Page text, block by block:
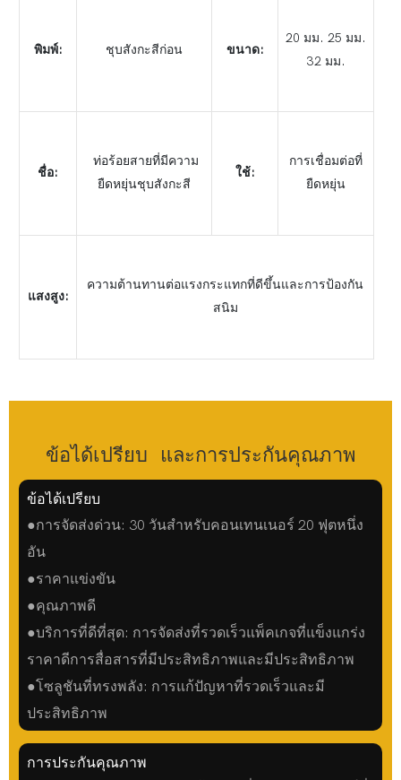
พิมพ์: ชุบสังกะสีก่อน ขนาด:
20 มม. 25 มม.
32 มม.
ชื่อ:
ท่อร้อยสายที่มีความ
ยืดหยุ่นชุบสังกะสี
ใช้:
การเชื่อมต่อที่
ยืดหยุ่น
แสงสูง:
ความต้านทานต่อแรงกระแทกที่ดีขึ้นและการป้องกัน
สนิม
ข้อได้เปรียบ และการประกันคุณภาพ
ข้อได้เปรียบ
●การจัดส่งด่วน: 30 วันสำหรับคอนเทนเนอร์ 20 ฟุตหนึ่ง
อัน
●ราคาแข่งขัน
●คุณภาพดี
●บริการที่ดีที่สุด: การจัดส่งที่รวดเร็วแพ็คเกจที่แข็งแกร่ง
ราคาดีการสื่อสารที่มีประสิทธิภาพและมีประสิทธิภาพ
●โซลูชันที่ทรงพลัง: การแก้ปัญหาที่รวดเร็วและมี
ประสิทธิภาพ
การประกันคุณภาพ